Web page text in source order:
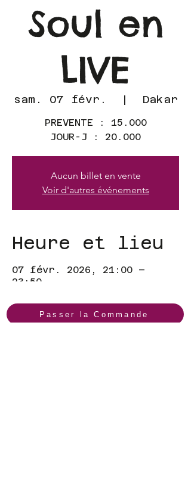
Soul en
LIVE
sam. 07 févr.
  |
Dakar
PREVENTE : 15.000
JOUR-J : 20.000
Aucun billet en vente
Voir d'autres événements
Heure et lieu
07 févr. 2026, 21:00 –
23:50
Diop, Dakar, Sénégal
Passer la Commande